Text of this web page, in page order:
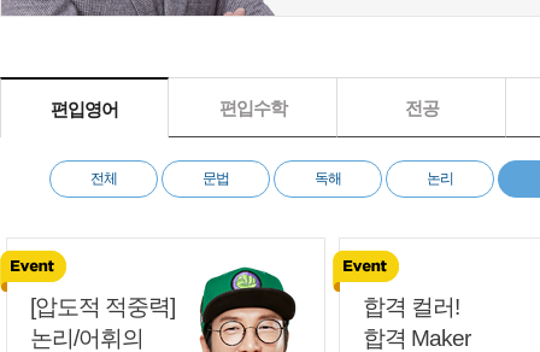
편입영어
전체 문법 독해 논리
편입수학 전공
[압도적 적중력]
논리/어휘의
합격 컬러!
합격 Maker